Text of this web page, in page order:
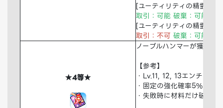
[ユーティリティの精霊石
取引：可能 破棄：可能 倉
[ユーティリティの精霊石(1
取引：不可 破棄：可能 倉
★4等★
ノーブルハンマーが獲得で
【参考】
・Lv.11, 12, 13エンチャン
・固定の強化確率5%
・失敗時に材料だけ破壊